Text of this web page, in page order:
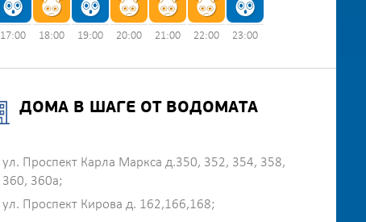
17:00 18:00 19:00 20:00 21:00 22:00 23:00
ДОМА В ШАГЕ ОТ ВОДОМАТА
ул. Проспект Карла Маркса д.350, 352, 354, 358,
360, 360а;
ул. Проспект Кирова д. 162,166,168;